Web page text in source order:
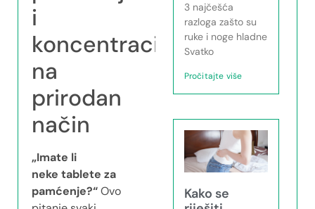
i
koncentraciju
na
prirodan
način
„Imate li
neke tablete za
pamćenje?“Ovo
3 najčešća
razloga zašto su
ruke i noge hladne
Svatko
Pročitajte više
Kako se